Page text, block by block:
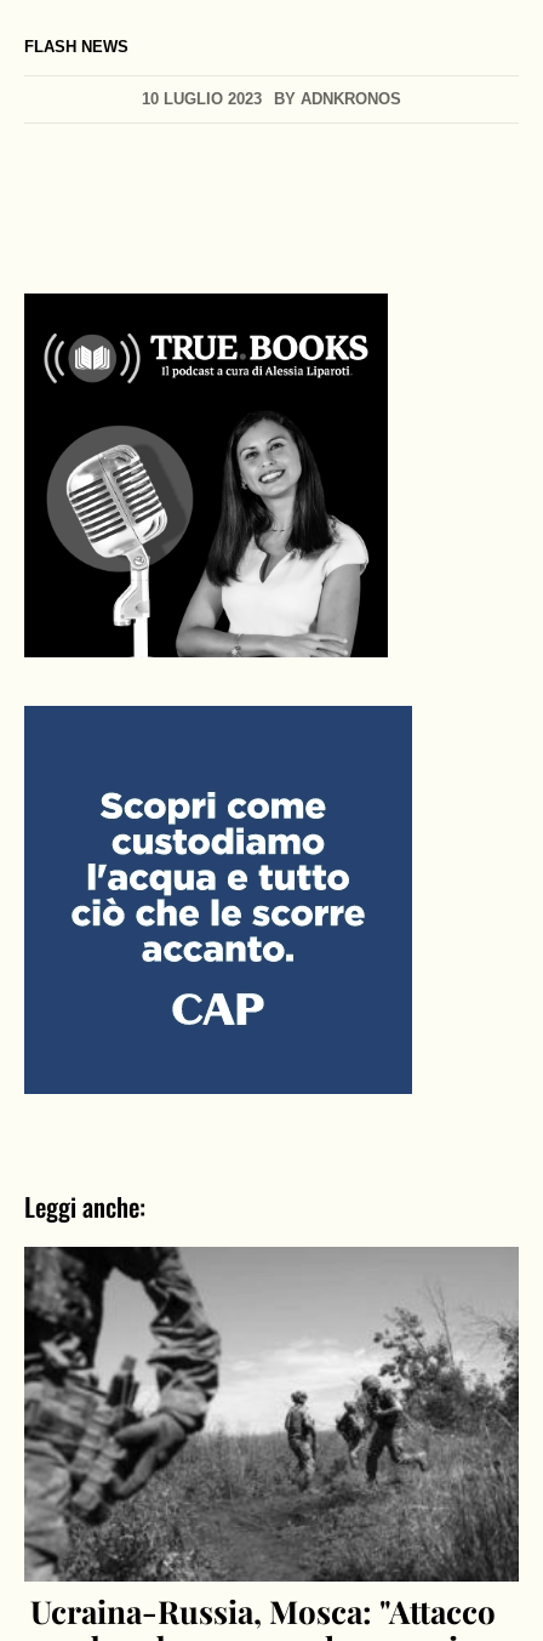
FLASH NEWS
10 LUGLIO 2023 BY ADNKRONOS
Leggi anche:
Ucraina-Russia, Mosca: "Attacco